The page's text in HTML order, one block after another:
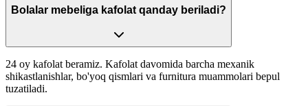
Bolalar mebeliga kafolat qanday beriladi?
24 oy kafolat beramiz. Kafolat davomida barcha mexanik
shikastlanishlar, bo'yoq qismlari va furnitura muammolari bepul
tuzatiladi.